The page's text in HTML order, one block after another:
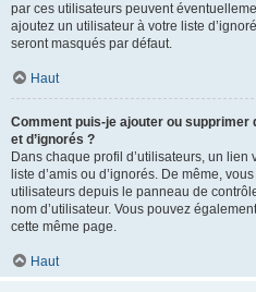
par ces utilisateurs peuvent
ajoutez un utilisateur à votre liste
seront masqués par défaut.
Haut
Comment puis-je ajouter ou supprimer
et d’ignorés ?
Dans chaque profil d’utilisateurs, un
liste d’amis ou d’ignorés. De même,
utilisateurs depuis le panneau de
nom d’utilisateur. Vous pouvez
cette même page.
Haut